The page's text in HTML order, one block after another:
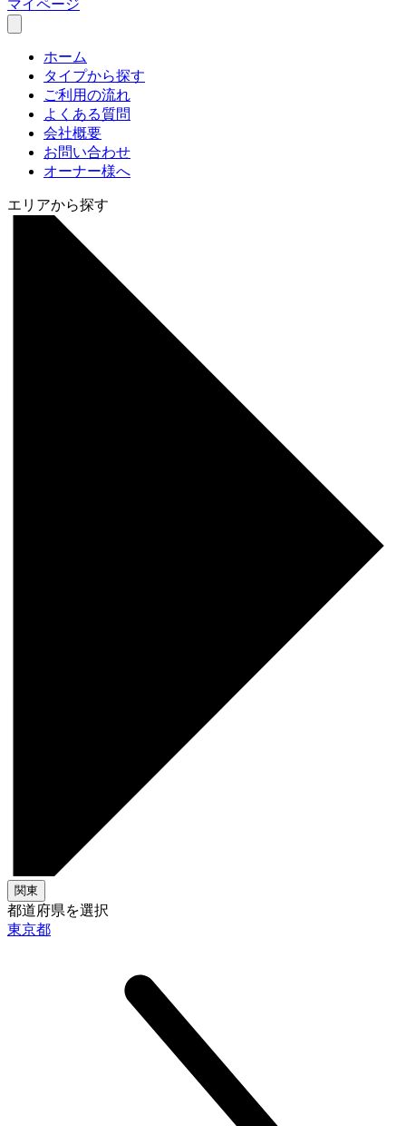
マイページ
ホーム
タイプから探す
ご利用の流れ
よくある質問
会社概要
お問い合わせ
オーナー様へ
エリアから探す
関東
都道府県を選択
東京都